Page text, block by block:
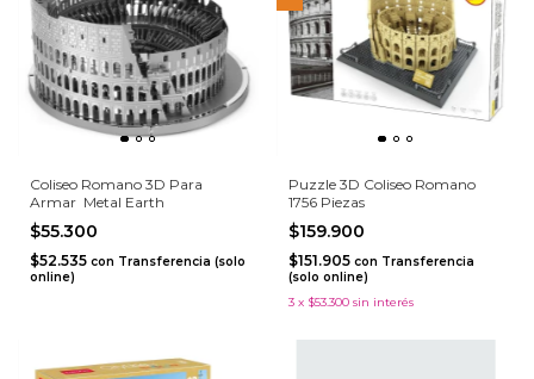
Coliseo Romano 3D Para
Armar  Metal Earth
$55.300
$52.535 con Transferencia (solo
online)
Puzzle 3D Coliseo Romano
1756 Piezas
$159.900
$151.905 con Transferencia
(solo online)
3 x $53.300 sin interés